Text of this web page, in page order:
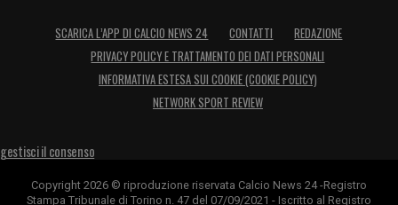
SCARICA L’APP DI CALCIO NEWS 24 CONTATTI
REDAZIONE
PRIVACY POLICY E TRATTAMENTO DEI DATI PERSONALI
INFORMATIVA ESTESA SUI COOKIE (COOKIE POLICY)
NETWORK SPORT REVIEW
gestisci il consenso
Copyright 2026 © riproduzione riservata Calcio News 24 -Registro
Stampa Tribunale di Torino n. 47 del 07/09/2021 - Iscritto al Registro